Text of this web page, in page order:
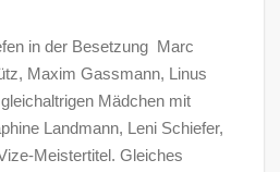
in der Besetzung Marc
Maxim Gassmann, Linus
Mädchen mit
Landmann, Leni Schiefer,
Meistertitel. Gleiches